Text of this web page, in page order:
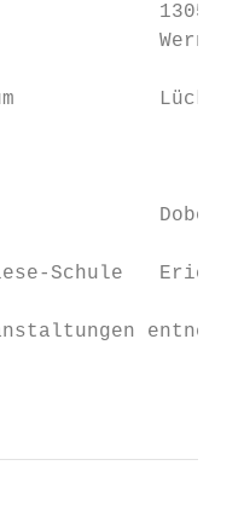
13057
Schule